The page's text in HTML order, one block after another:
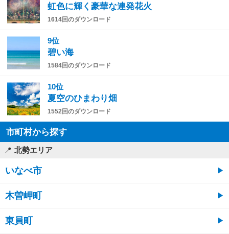
虹色に輝く豪華な連発花火
1614回のダウンロード
9位
碧い海
1584回のダウンロード
10位
夏空のひまわり畑
1552回のダウンロード
市町村から探す
北勢エリア
いなべ市
木曽岬町
東員町